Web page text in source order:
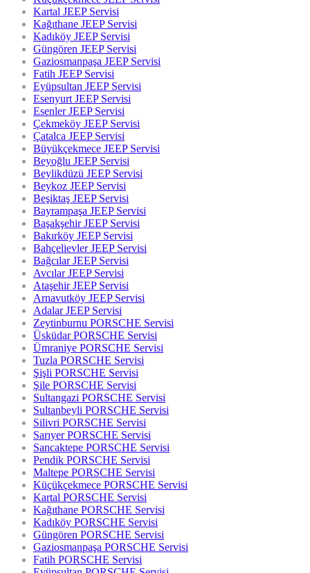
Kartal JEEP Servisi
Kağıthane JEEP Servisi
Kadıköy JEEP Servisi
Güngören JEEP Servisi
Gaziosmanpaşa JEEP Servisi
Fatih JEEP Servisi
Eyüpsultan JEEP Servisi
Esenyurt JEEP Servisi
Esenler JEEP Servisi
Çekmeköy JEEP Servisi
Çatalca JEEP Servisi
Büyükçekmece JEEP Servisi
Beyoğlu JEEP Servisi
Beylikdüzü JEEP Servisi
Beykoz JEEP Servisi
Beşiktaş JEEP Servisi
Bayrampaşa JEEP Servisi
Başakşehir JEEP Servisi
Bakırköy JEEP Servisi
Bahçelievler JEEP Servisi
Bağcılar JEEP Servisi
Avcılar JEEP Servisi
Ataşehir JEEP Servisi
Arnavutköy JEEP Servisi
Adalar JEEP Servisi
Zeytinburnu PORSCHE Servisi
Üsküdar PORSCHE Servisi
Ümraniye PORSCHE Servisi
Tuzla PORSCHE Servisi
Şişli PORSCHE Servisi
Şile PORSCHE Servisi
Sultangazi PORSCHE Servisi
Sultanbeyli PORSCHE Servisi
Silivri PORSCHE Servisi
Sarıyer PORSCHE Servisi
Sancaktepe PORSCHE Servisi
Pendik PORSCHE Servisi
Maltepe PORSCHE Servisi
Küçükçekmece PORSCHE Servisi
Kartal PORSCHE Servisi
Kağıthane PORSCHE Servisi
Kadıköy PORSCHE Servisi
Güngören PORSCHE Servisi
Gaziosmanpaşa PORSCHE Servisi
Fatih PORSCHE Servisi